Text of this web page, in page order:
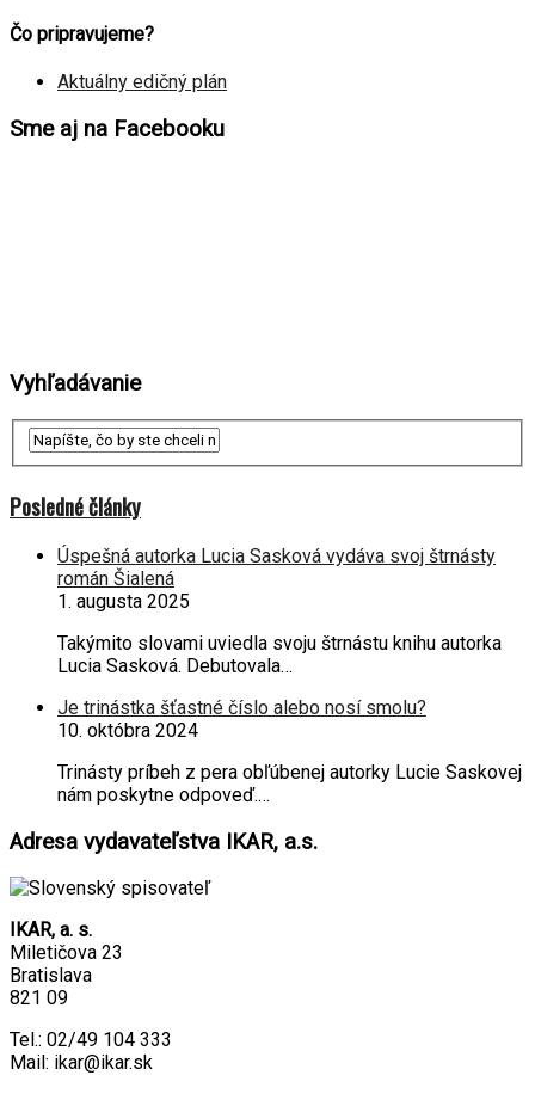
Čo pripravujeme?
Aktuálny edičný plán
Sme aj na Facebooku
Vyhľadávanie
Posledné články
Úspešná autorka Lucia Sasková vydáva svoj štrnásty
román Šialená
1. augusta 2025
Takýmito slovami uviedla svoju štrnástu knihu autorka
Lucia Sasková. Debutovala…
Je trinástka šťastné číslo alebo nosí smolu?
10. októbra 2024
Trinásty príbeh z pera obľúbenej autorky Lucie Saskovej
nám poskytne odpoveď.…
Adresa vydavateľstva IKAR, a.s.
IKAR, a. s.
Miletičova 23
Bratislava
821 09
Tel.: 02/49 104 333
Mail: ikar@ikar.sk